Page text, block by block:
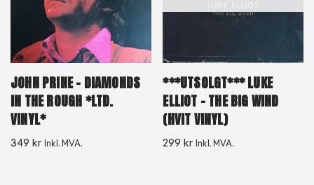
JOHN PRINE – DIAMONDS
IN THE ROUGH *LTD.
VINYL*
349 kr Inkl. MVA.
***UTSOLGT*** LUKE
ELLIOT – THE BIG WIND
(HVIT VINYL)
299kr Inkl. MVA.